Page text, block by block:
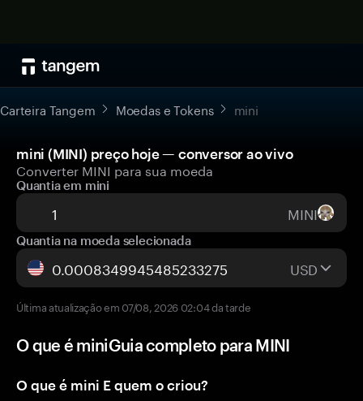
Carteira Tangem Moedas e Tokens mini
mini (MINI) preço hoje — conversor ao vivo
Converter MINI para sua moeda
Quantia em mini
MINI
Quantia na moeda selecionada
USD
Última atualização em 07/08, 2026 02:04 da tarde
O que é miniGuia completo para MINI
O que é mini E quem o criou?